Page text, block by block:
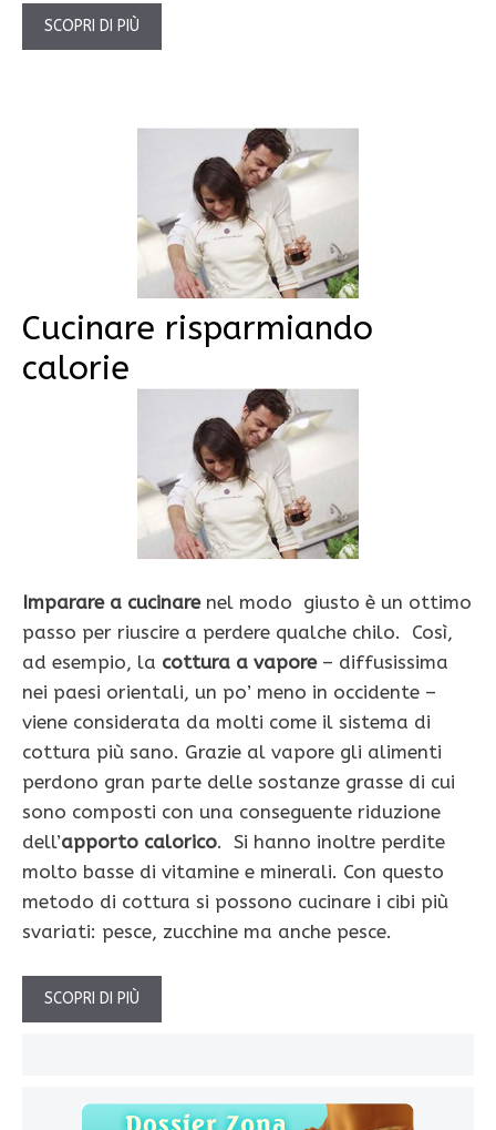
SCOPRI DI PIÙ
Cucinare risparmiando
calorie
Imparare a cucinarenel modo giusto è un ottimo
passo per riuscire a perdere qualche chilo. Così,
ad esempio, la cottura a vapore – diffusissima
nei paesi orientali, un po’ meno in occidente –
viene considerata da molti come il sistema di
cottura più sano. Grazie al vapore gli alimenti
perdono gran parte delle sostanze grasse di cui
sono composti con una conseguente riduzione
dell’apporto calorico. Si hanno inoltre perdite
molto basse di vitamine e minerali. Con questo
metodo di cottura si possono cucinare i cibi più
svariati: pesce, zucchine ma anche pesce.
SCOPRI DI PIÙ